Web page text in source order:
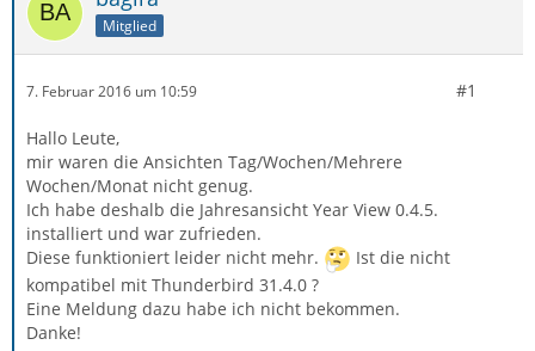
Mitglied
7. Februar 2016 um 10:59 #1
Hallo Leute,
mir waren die Ansichten Tag/Wochen/Mehrere
Wochen/Monat nicht genug.
Ich habe deshalb die Jahresansicht Year View 0.4.5.
installiert und war zufrieden.
Diese funktioniert leider nicht mehr.
Ist die nicht
kompatibel mit Thunderbird 31.4.0 ?
Eine Meldung dazu habe ich nicht bekommen.
Danke!